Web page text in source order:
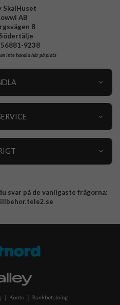
SkalHuset
AB
8
9238
inte handla här på plats
svar på de vanligaste frågorna: